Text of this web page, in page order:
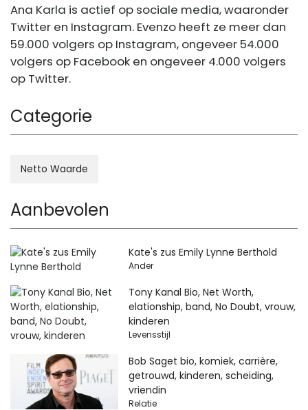
Ana Karla is actief op sociale media, waaronder
Twitter en Instagram. Evenzo heeft ze meer dan
59.000 volgers op Instagram, ongeveer 54.000
volgers op Facebook en ongeveer 4.000 volgers
op Twitter.
Categorie
Netto Waarde
Aanbevolen
Kate's zus Emily Lynne Berthold
Ander
Tony Kanal Bio, Net Worth,
elationship, band, No Doubt, vrouw,
kinderen
Levensstijl
Bob Saget bio, komiek, carrière,
getrouwd, kinderen, scheiding,
vriendin
Relatie